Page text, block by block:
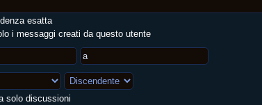
esatta
i messaggi creati da questo utente
solo discussioni